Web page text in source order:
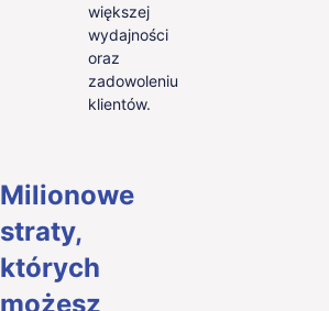
większej
wydajności
oraz
zadowoleniu
klientów.
Milionowe
straty,
których
możesz